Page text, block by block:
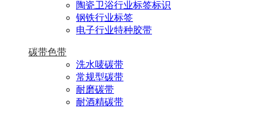
陶瓷卫浴行业标签标识
钢铁行业标签
电子行业特种胶带
碳带色带
洗水唛碳带
常规型碳带
耐磨碳带
耐酒精碳带